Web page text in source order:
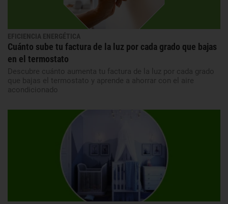
EFICIENCIA ENERGÉTICA
Cuánto sube tu factura de la luz por cada grado que bajas
en el termostato
Descubre cuánto aumenta tu factura de la luz por cada grado
que bajas el termostato y aprende a ahorrar con el aire
acondicionado